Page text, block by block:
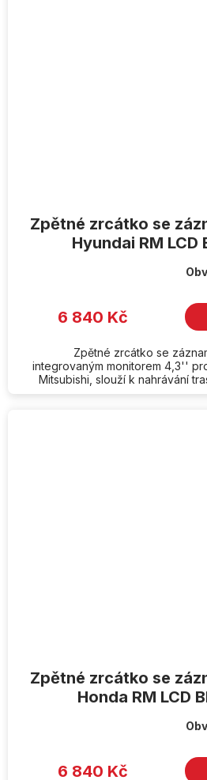
Zpětné zrcátko se
Hyundai RM LCD
6 840 Kč
Zpětné zrcátko se
integrovaným monitorem 4,3''
Mitsubishi, slouží k nahrávání
Zpětné zrcátko se
Honda RM LCD
6 840 Kč